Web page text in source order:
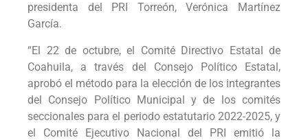
presidenta del PRI Torreón, Verónica Martínez
García.
“El 22 de octubre, el Comité Directivo Estatal de
Coahuila, a través del Consejo Político Estatal,
aprobó el método para la elección de los integrantes
del Consejo Político Municipal y de los comités
seccionales para el periodo estatutario 2022-2025, y
el Comité Ejecutivo Nacional del PRI emitió la